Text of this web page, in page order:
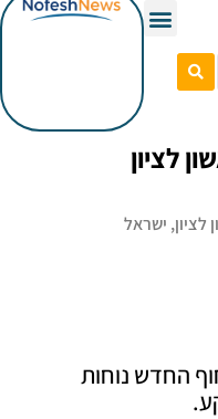
נוחות